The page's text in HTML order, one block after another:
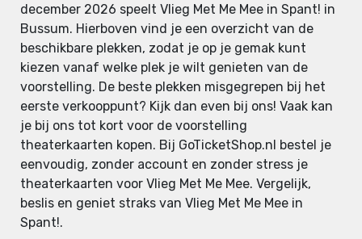
december 2026 speelt Vlieg Met Me Mee in Spant! in
Bussum. Hierboven vind je een overzicht van de
beschikbare plekken, zodat je op je gemak kunt
kiezen vanaf welke plek je wilt genieten van de
voorstelling. De beste plekken misgegrepen bij het
eerste verkooppunt? Kijk dan even bij ons! Vaak kan
je bij ons tot kort voor de voorstelling
theaterkaarten kopen. Bij GoTicketShop.nl bestel je
eenvoudig, zonder account en zonder stress je
theaterkaarten voor Vlieg Met Me Mee. Vergelijk,
beslis en geniet straks van Vlieg Met Me Mee in
Spant!.